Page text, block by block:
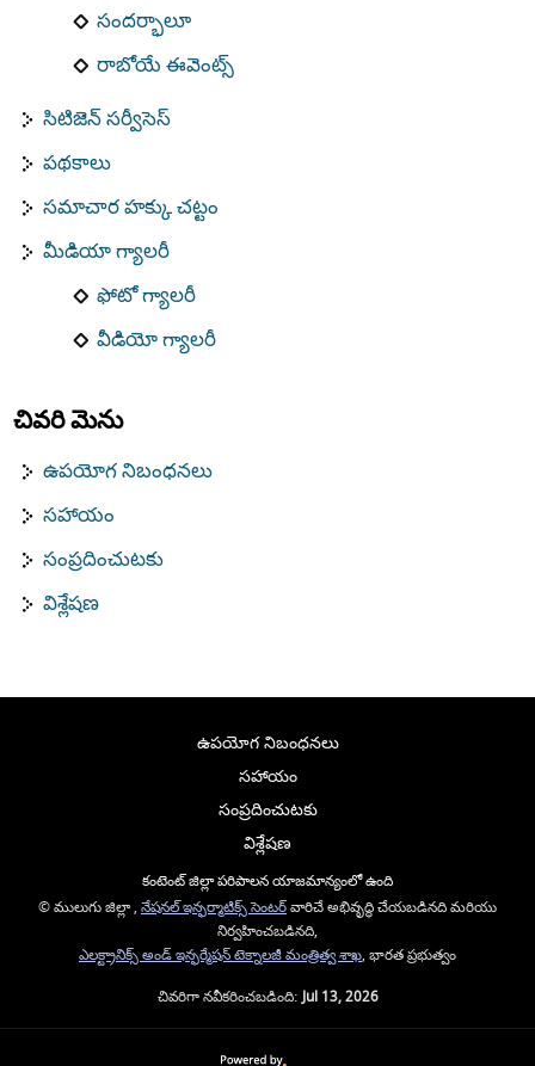
సందర్భాలూ
రాబోయే ఈవెంట్స్
సిటిజెన్ సర్వీసెస్
పథకాలు
సమాచార హక్కు చట్టం
మీడియా గ్యాలరీ
ఫోటో గ్యాలరీ
వీడియో గ్యాలరీ
చివరి మెను
ఉపయోగ నిబంధనలు
సహాయం
సంప్రదించుటకు
విశ్లేషణ
ఉపయోగ నిబంధనలు
సహాయం
సంప్రదించుటకు
విశ్లేషణ
కంటెంట్ జిల్లా పరిపాలన యాజమాన్యంలో ఉంది
© ములుగు జిల్లా , నేషనల్ ఇన్ఫర్మాటిక్స్ సెంటర్వారిచే అభివృద్ధి చేయబడినది మరియు
నిర్వహించబడినది,
ఎలక్ట్రానిక్స్ అండ్ ఇన్ఫర్మేషన్ టెక్నాలజీ మంత్రిత్వ శాఖ, భారత ప్రభుత్వం
చివరిగా నవీకరించబడింది:Jul 13, 2026